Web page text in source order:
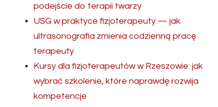
podejście do terapii twarzy
USG w praktyce fizjoterapeuty — jak
ultrasonografia zmienia codzienną pracę
terapeuty
Kursy dla fizjoterapeutów w Rzeszowie: jak
wybrać szkolenie, które naprawdę rozwija
kompetencje